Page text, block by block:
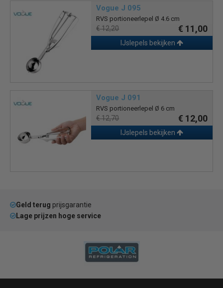
Vogue J 095
RVS portioneerlepel Ø 4.6 cm
€ 12,20 € 11,00
IJslepels bekijken
Vogue J 091
RVS portioneerlepel Ø 6 cm
€ 12,70 € 12,00
IJslepels bekijken
Geld terug prijsgarantie
Lage prijzen hoge service